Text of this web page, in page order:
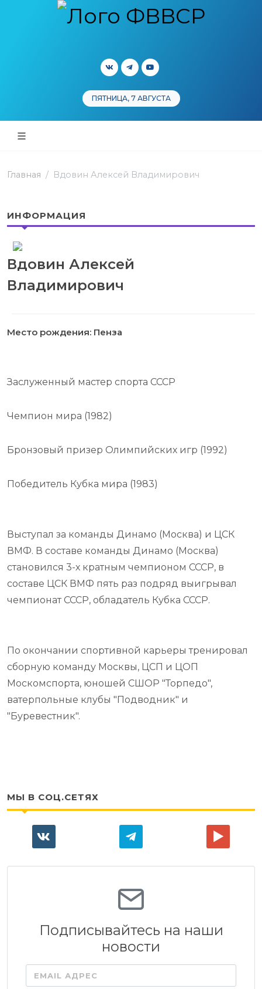
ПЯТНИЦА, 7 АВГУСТА
Главная Вдовин Алексей Владимирович
ИНФОРМАЦИЯ
Вдовин Алексей
Владимирович
Место рождения: Пенза
Заслуженный мастер спорта СССР
Чемпион мира (1982)
Бронзовый призер Олимпийских игр (1992)
Победитель Кубка мира (1983)
Выступал за команды Динамо (Москва) и ЦСК
ВМФ. В составе команды Динамо (Москва)
становился 3-х кратным чемпионом СССР, в
составе ЦСК ВМФ пять раз подряд выигрывал
чемпионат СССР, обладатель Кубка СССР.
По окончании спортивной карьеры тренировал
сборную команду Москвы, ЦСП и ЦОП
Москомспорта, юношей СШОР "Торпедо",
ватерпольные клубы "Подводник" и
"Буревестник".
МЫ В СОЦ.СЕТЯХ
Подписывайтесь на наши
новости
EMAIL АДРЕС